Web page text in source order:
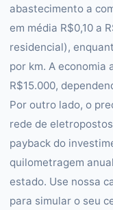
abastecimento a
em média R$0,10 a
residencial),
por km. A economia
R$15.000,
Por outro lado, o
rede de
payback do
quilometragem
estado. Use nossa
para simular o seu